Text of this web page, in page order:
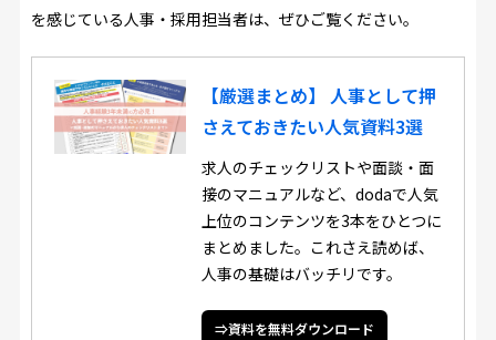
を感じている人事・採用担当者は、ぜひご覧ください。
【厳選まとめ】 人事として押
さえておきたい人気資料3選
求人のチェックリストや面談・面
接のマニュアルなど、dodaで人気
上位のコンテンツを3本をひとつに
まとめました。これさえ読めば、
人事の基礎はバッチリです。
⇒資料を無料ダウンロード